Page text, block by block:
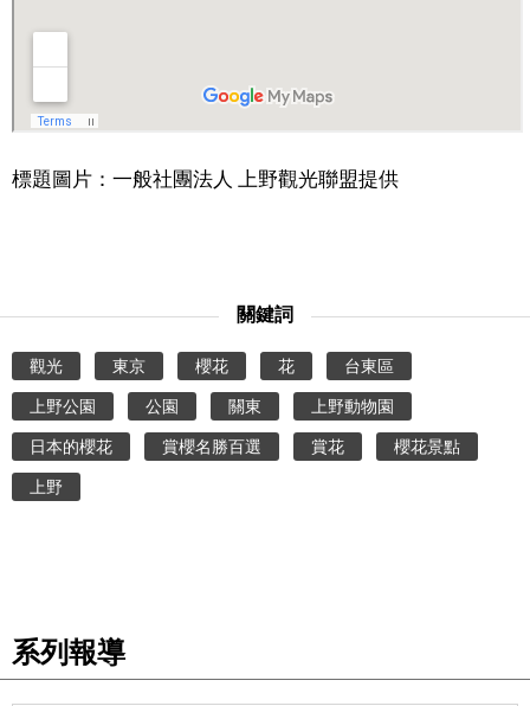
標題圖片：一般社團法人 上野觀光聯盟提供
關鍵詞
觀光 東京 櫻花 花 台東區
上野公園 公園 關東 上野動物園
日本的櫻花 賞櫻名勝百選 賞花 櫻花景點
上野
系列報導